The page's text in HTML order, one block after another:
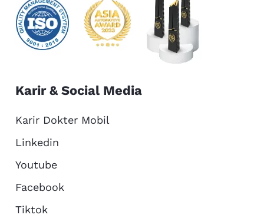
Karir & Social Media
Karir Dokter Mobil
Linkedin
Youtube
Facebook
Tiktok